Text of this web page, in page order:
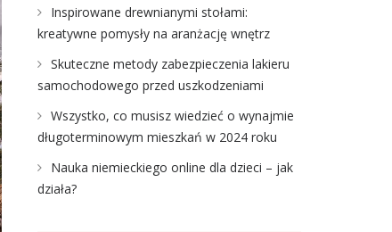
Inspirowane drewnianymi stołami:
kreatywne pomysły na aranżację wnętrz
Skuteczne metody zabezpieczenia lakieru
samochodowego przed uszkodzeniami
Wszystko, co musisz wiedzieć o wynajmie
długoterminowym mieszkań w 2024 roku
Nauka niemieckiego online dla dzieci – jak
działa?